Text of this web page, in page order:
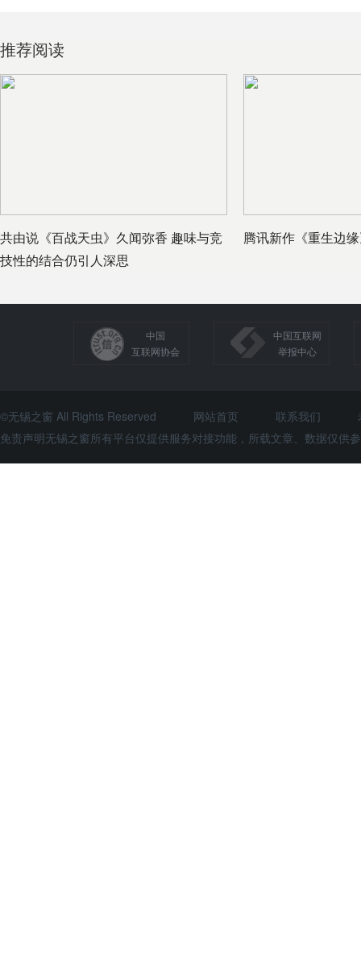
推荐阅读
共由说《百战天虫》久闻弥香 趣味与竞
技性的结合仍引人深思
腾讯新作《重生边
中国
互联网协会
中国互联网
举报中心
©无锡之窗 All Rights Reserved 网站首页 联系我们
免责声明无锡之窗所有平台仅提供服务对接功能，所载文章、数据仅